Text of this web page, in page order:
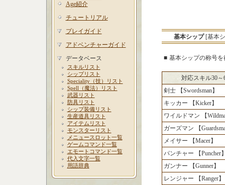
Age紹介
チュートリアル
プレイガイド
アドベンチャーガイド
データベース
スキルリスト
シップリスト
Speciality（技）リスト
Spell（魔法）リスト
武器リスト
防具リスト
シップ装備リスト
生産道具リスト
アイテムリスト
モンスターリスト
メニュースロット一覧
ゲームコマンド一覧
エモートコマンド一覧
代入文字一覧
用語辞典
基本シップ[基本
■ 基本シップの称号
対応スキル30～
剣士 【Swordsman】
キッカー 【Kicker】
ワイルドマン 【
ガーズマン 【
メイサー 【Macer】
パンチャー 【Puncher
ガンナー 【Gunner】
レンジャー 【Ranger】